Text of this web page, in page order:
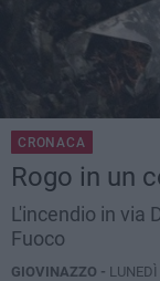
CRONACA
Rogo in un
L'incendio in via
Fuoco
GIOVINAZZO -